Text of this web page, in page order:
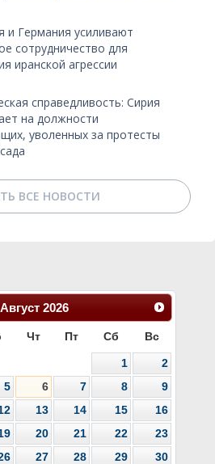
и Германия усиливают
сотрудничество для
иранской агрессии
справедливость: Сирия
на должности
уволенных за протесты
ВСЕ НОВОСТИ
Август 2026
Чт Пт Сб Вс
1
2
5 6 7 8
9
13 14 15
16
20 21 22
23
27 28 29
30